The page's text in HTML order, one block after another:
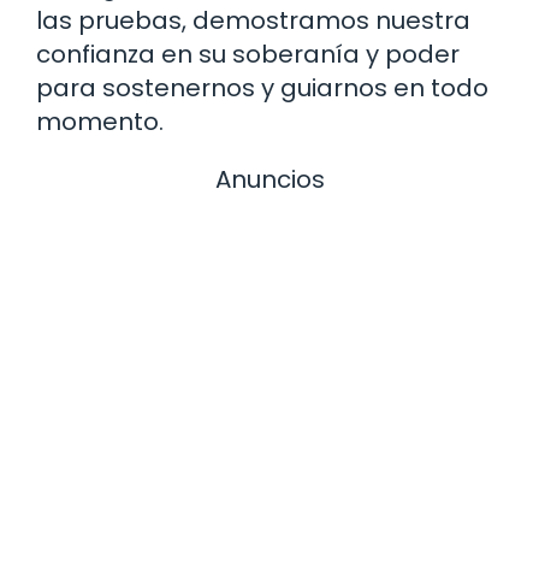
las pruebas, demostramos nuestra
confianza en su soberanía y poder
para sostenernos y guiarnos en todo
momento.
Anuncios